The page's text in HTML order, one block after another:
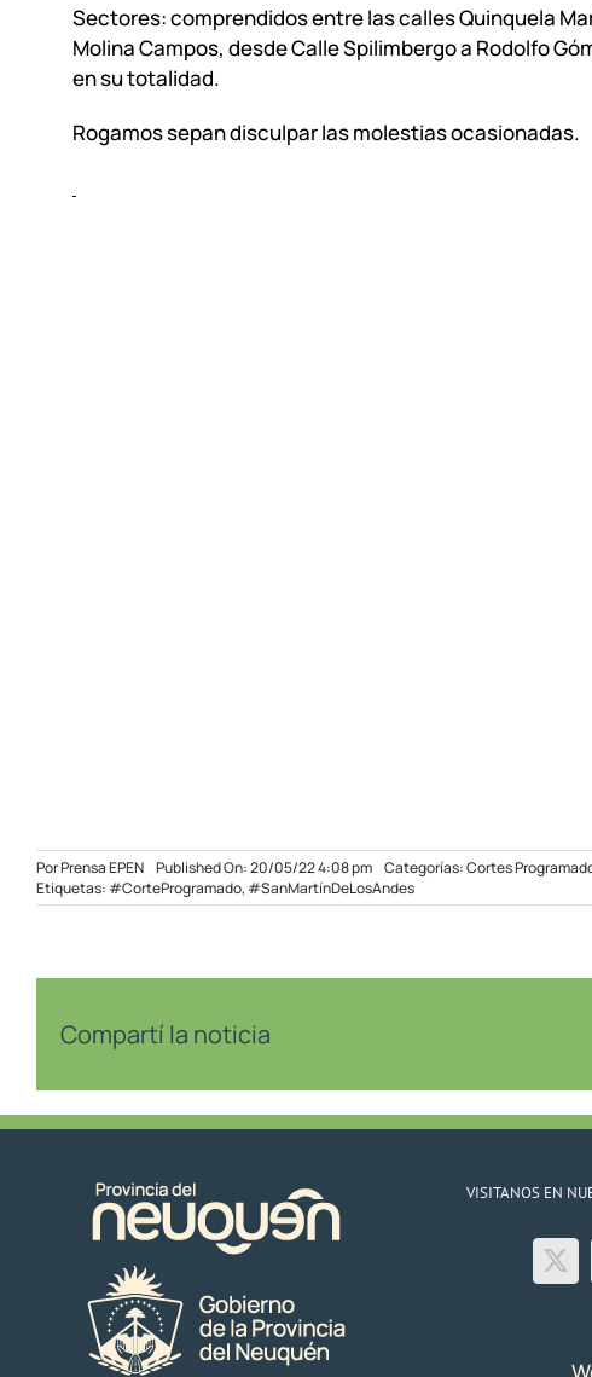
Sectores: comprendidos entre las calles Quinquela
Molina Campos, desde Calle Spilimbergo a Rodolfo
en su totalidad.
Rogamos sepan disculpar las molestias ocasionadas.
PorPrensa EPEN Published On: 20/05/22 4:08 pm Categorías:Cortes
Etiquetas: #CorteProgramado, #SanMartínDeLosAndes
Compartí la noticia
VISITANOS EN